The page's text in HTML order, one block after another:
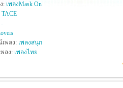
: เพลงMask On
TACE
-
พลง: เพลงสนุก
ลง: เพลงไทย